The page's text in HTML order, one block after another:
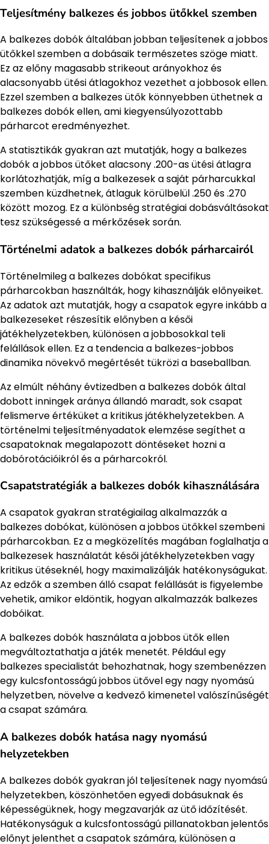
Teljesítmény balkezes és jobbos ütőkkel szemben
A balkezes dobók általában jobban teljesítenek a jobbos
ütőkkel szemben a dobásaik természetes szöge miatt.
Ez az előny magasabb strikeout arányokhoz és
alacsonyabb ütési átlagokhoz vezethet a jobbosok ellen.
Ezzel szemben a balkezes ütők könnyebben üthetnek a
balkezes dobók ellen, ami kiegyensúlyozottabb
párharcot eredményezhet.
A statisztikák gyakran azt mutatják, hogy a balkezes
dobók a jobbos ütőket alacsony .200-as ütési átlagra
korlátozhatják, míg a balkezesek a saját párharcukkal
szemben küzdhetnek, átlaguk körülbelül .250 és .270
között mozog. Ez a különbség stratégiai dobásváltásokat
tesz szükségessé a mérkőzések során.
Történelmi adatok a balkezes dobók párharcairól
Történelmileg a balkezes dobókat specifikus
párharcokban használták, hogy kihasználják előnyeiket.
Az adatok azt mutatják, hogy a csapatok egyre inkább a
balkezeseket részesítik előnyben a késői
játékhelyzetekben, különösen a jobbosokkal teli
felállások ellen. Ez a tendencia a balkezes-jobbos
dinamika növekvő megértését tükrözi a baseballban.
Az elmúlt néhány évtizedben a balkezes dobók által
dobott inningek aránya állandó maradt, sok csapat
felismerve értéküket a kritikus játékhelyzetekben. A
történelmi teljesítményadatok elemzése segíthet a
csapatoknak megalapozott döntéseket hozni a
dobórotációikról és a párharcokról.
Csapatstratégiák a balkezes dobók kihasználására
A csapatok gyakran stratégiailag alkalmazzák a
balkezes dobókat, különösen a jobbos ütőkkel szembeni
párharcokban. Ez a megközelítés magában foglalhatja a
balkezesek használatát késői játékhelyzetekben vagy
kritikus ütéseknél, hogy maximalizálják hatékonyságukat.
Az edzők a szemben álló csapat felállását is figyelembe
vehetik, amikor eldöntik, hogyan alkalmazzák balkezes
dobóikat.
A balkezes dobók használata a jobbos ütők ellen
megváltoztathatja a játék menetét. Például egy
balkezes specialistát behozhatnak, hogy szembenézzen
egy kulcsfontosságú jobbos ütővel egy nagy nyomású
helyzetben, növelve a kedvező kimenetel valószínűségét
a csapat számára.
A balkezes dobók hatása nagy nyomású
helyzetekben
A balkezes dobók gyakran jól teljesítenek nagy nyomású
helyzetekben, köszönhetően egyedi dobásuknak és
képességüknek, hogy megzavarják az ütő időzítését.
Hatékonyságuk a kulcsfontosságú pillanatokban jelentős
előnyt jelenthet a csapatok számára, különösen a